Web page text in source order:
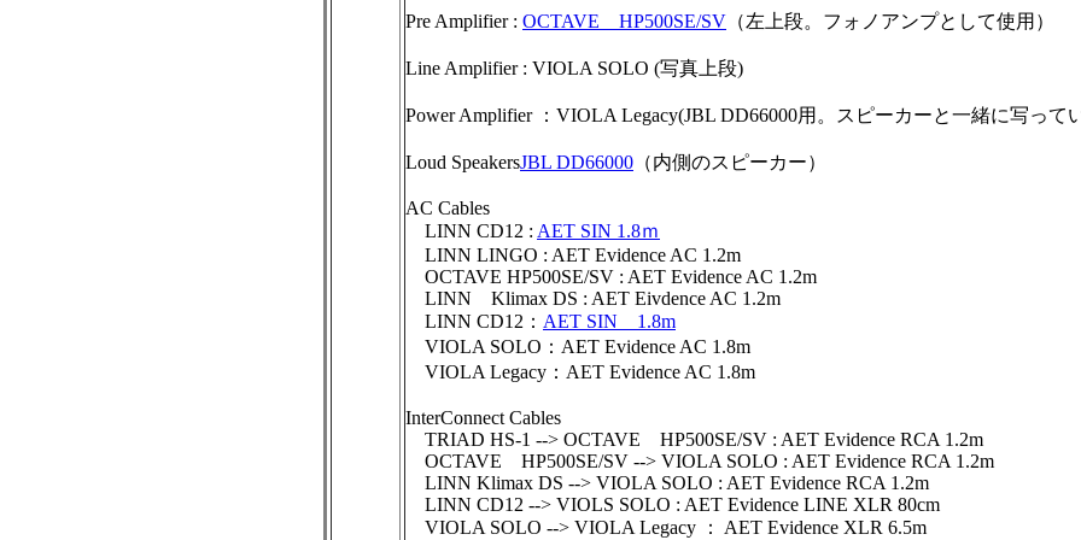
Pre Amplifier : OCTAVE HP500SE/SV （左上段。フォノアンプとして使用）
Line Amplifier : VIOLA SOLO (写真上段)
Power Amplifier ：VIOLA Legacy(JBL DD66000用。スピーカーと一緒に写って
Loud SpeakersJBL DD66000 （内側のスピーカー）
AC Cables
LINN CD12 : AET SIN 1.8ｍ
LINN LINGO : AET Evidence AC 1.2m
OCTAVE HP500SE/SV : AET Evidence AC 1.2m
LINN Klimax DS : AET Eivdence AC 1.2m
LINN CD12： AET SIN 1.8m
VIOLA SOLO：AET Evidence AC 1.8m
VIOLA Legacy：AET Evidence AC 1.8m
InterConnect Cables
TRIAD HS-1 --> OCTAVE HP500SE/SV : AET Evidence RCA 1.2m
OCTAVE HP500SE/SV --> VIOLA SOLO : AET Evidence RCA 1.2m
LINN Klimax DS --> VIOLA SOLO : AET Evidence RCA 1.2m
LINN CD12 --> VIOLS SOLO : AET Evidence LINE XLR 80cm
VIOLA SOLO --> VIOLA Legacy ： AET Evidence XLR 6.5m